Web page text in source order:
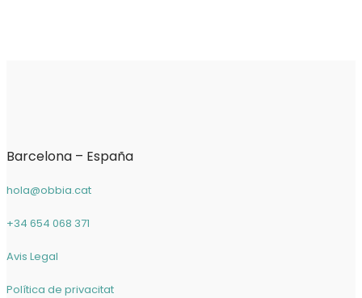
Barcelona – España
hola@obbia.cat
+34 654 068 371
Avis Legal
Política de privacitat